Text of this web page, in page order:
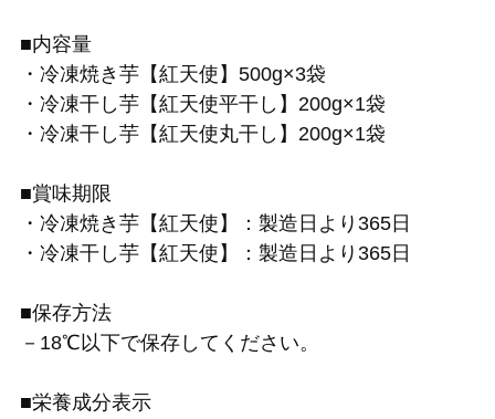
■内容量
・冷凍焼き芋【紅天使】500g×3袋
・冷凍干し芋【紅天使平干し】200g×1袋
・冷凍干し芋【紅天使丸干し】200g×1袋
■賞味期限
・冷凍焼き芋【紅天使】：製造日より365日
・冷凍干し芋【紅天使】：製造日より365日
■保存方法
－18℃以下で保存してください。
■栄養成分表示